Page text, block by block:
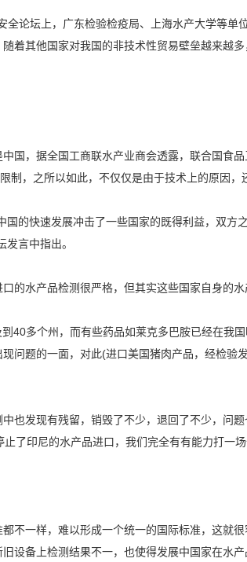
坛上，广东检验检疫局、上海水产大学等单
着其他国家对我国的非技术性贸易壁垒越来越
，据全国工商联水产业商会透露，联合国食
制，之所以如此，不仅仅是由于技术上的原因，
的快速发展冲击了一些国家的既得利益，双方
言中指出。
水产品检测很严格，但其实这些国家自身的水
多个州，而有些药品如莱克多巴胺已经在我国
问题的一面，对此(进口美国猪肉产品，经检验
发现有残留，销毁了不少，退回了不少，问题
了印尼的水产品进口，我们完全有有能力打一场
一样，难以形成一个统一的国际标准，这就很
设备上检测结果不一，也使得发展中国家在水产